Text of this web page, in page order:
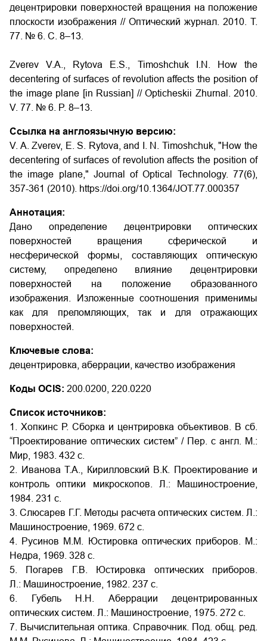
децентрировки поверхностей вращения на положение
плоскости изображения // Оптический журнал. 2010. Т.
77. № 6. С. 8–13.
Zverev V.A., Rytova E.S., Timoshchuk I.N. How the
decentering of surfaces of revolution affects the position of
the image plane [in Russian] // Opticheskii Zhurnal. 2010.
V. 77. № 6. P. 8–13.
Ссылка на англоязычную версию:
V. A. Zverev, E. S. Rytova, and I. N. Timoshchuk, "How the
decentering of surfaces of revolution affects the position of
the image plane," Journal of Optical Technology. 77(6),
357-361 (2010). https://doi.org/10.1364/JOT.77.000357
Аннотация:
Дано определение децентрировки оптических
поверхностей вращения сферической и
несферической формы, составляющих оптическую
систему, определено влияние децентрировки
поверхностей на положение образованного
изображения. Изложенные соотношения применимы
как для преломляющих, так и для отражающих
поверхностей.
Ключевые слова:
децентрировка, аберрации, качество изображения
Коды OCIS: 200.0200, 220.0220
Список источников:
1. Хопкинс Р. Сборка и центрировка объективов. В сб.
“Проектирование оптических систем” / Пер. с англ. М.:
Мир, 1983. 432 с.
2. Иванова Т.А., Кирилловский В.К. Проектирование и
контроль оптики микроскопов. Л.: Машиностроение,
1984. 231 с.
3. Слюсарев Г.Г. Методы расчета оптических систем. Л.:
Машиностроение, 1969. 672 с.
4. Русинов М.М. Юстировка оптических приборов. М.:
Недра, 1969. 328 с.
5. Погарев Г.В. Юстировка оптических приборов.
Л.: Машиностроение, 1982. 237 с.
6. Губель Н.Н. Аберрации децентрированных
оптических систем. Л.: Машиностроение, 1975. 272 с.
7. Вычислительная оптика. Справочник. Под. общ. ред.